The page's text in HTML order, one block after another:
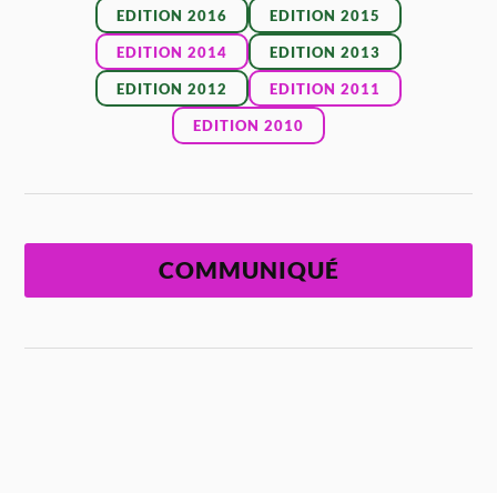
EDITION 2016 EDITION 2015
EDITION 2014 EDITION 2013
EDITION 2012 EDITION 2011
EDITION 2010
COMMUNIQUÉ